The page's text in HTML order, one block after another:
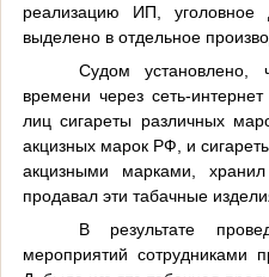
реализацию ИП, уголовное
выделено в отдельное
Судом
времени через сеть-
лиц сигареты различных
акцизных марок РФ, и
акцизными марками,
продавал эти табачные
В результате
мероприятий сотрудниками